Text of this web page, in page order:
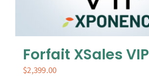
Forfait XSales VIP
$2,399.00